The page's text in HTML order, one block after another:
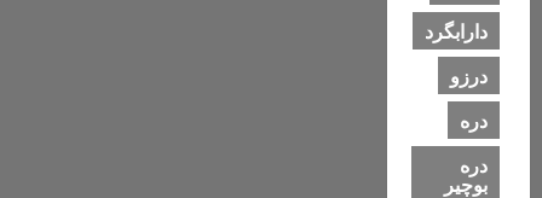
دارابگرد
درزو
دره
دره
بوچیر